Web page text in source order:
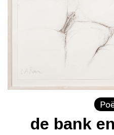
de bank